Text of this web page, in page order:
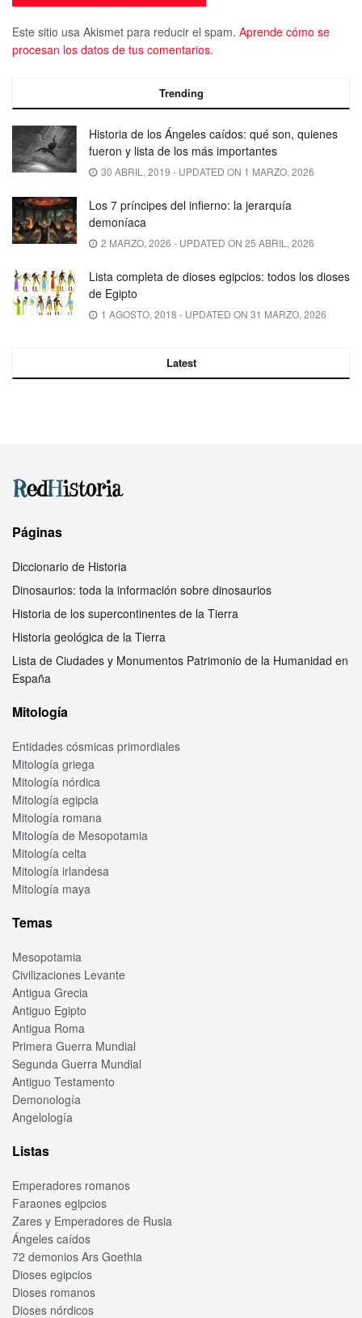
Este sitio usa Akismet para reducir el spam. Aprende cómo se
procesan los datos de tus comentarios.
Trending
Historia de los Ángeles caídos: qué son, quienes
fueron y lista de los más importantes
30 ABRIL, 2019 - UPDATED ON 1 MARZO, 2026
Los 7 príncipes del infierno: la jerarquía
demoníaca
2 MARZO, 2026 - UPDATED ON 25 ABRIL, 2026
Lista completa de dioses egipcios: todos los dioses
de Egipto
1 AGOSTO, 2018 - UPDATED ON 31 MARZO, 2026
Latest
Páginas
Diccionario de Historia
Dinosaurios: toda la información sobre dinosaurios
Historia de los supercontinentes de la Tierra
Historia geológica de la Tierra
Lista de Ciudades y Monumentos Patrimonio de la Humanidad en
España
Mitología
Entidades cósmicas primordiales
Mitología griega
Mitología nórdica
Mitología egipcia
Mitología romana
Mitología de Mesopotamia
Mitología celta
Mitología irlandesa
Mitología maya
Temas
Mesopotamia
Civilizaciones Levante
Antigua Grecia
Antiguo Egipto
Antigua Roma
Primera Guerra Mundial
Segunda Guerra Mundial
Antiguo Testamento
Demonología
Angelología
Listas
Emperadores romanos
Faraones egipcios
Zares y Emperadores de Rusia
Ángeles caídos
72 demonios Ars Goethia
Dioses egipcios
Dioses romanos
Dioses nórdicos